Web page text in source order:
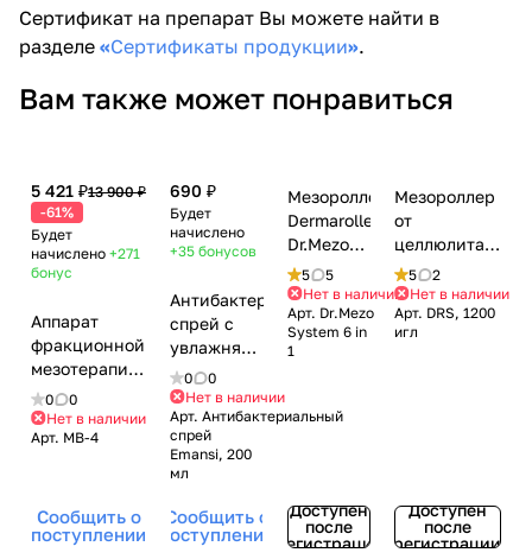
Сертификат на препарат Вы можете найти в
разделе «Сертификаты продукции».
Вам также может понравиться
5 421 ₽13 900 ₽
-61%
Будет
начислено +271
бонус
Аппарат
фракционной
мезотерапии
DermaPen
(Дермапен)
Mesobox MB-
аккумулятором
0
0
Нет в наличии
Арт. MB-4
Сообщить о
поступлении
690 ₽
Будет
начислено
+35 бонусов
Антибактериальный
спрей с
увлажняющим
действием
для рук
Emansi
(Эманси),
200 мл
0
0
Нет в наличии
Арт.Антибактериальный
спрей
Emansi, 200
мл
Сообщить о
поступлении
Мезороллер
Dermaroller
Dr.Mezo
System 6
in 1 (720
игл, 1200
игл, 300
игл, 12
5
5
Нет в наличии
Арт. Dr.Mezo
System 6 in
1
Доступен
после
регистрации
Мезороллер
от
целлюлита
DRS со
стальными
микроиглами
и
5
2
Нет в наличии
Арт. DRS, 1200
игл
Доступен
после
регистрации